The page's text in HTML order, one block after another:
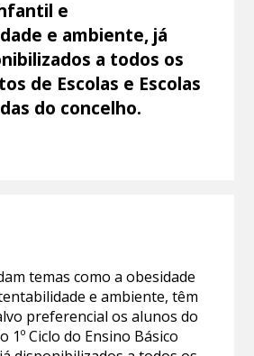
e
e ambiente, já
a todos os
de Escolas e Escolas
do concelho.
temas como a obesidade
e ambiente, têm
preferencial os alunos do
1º Ciclo do Ensino Básico